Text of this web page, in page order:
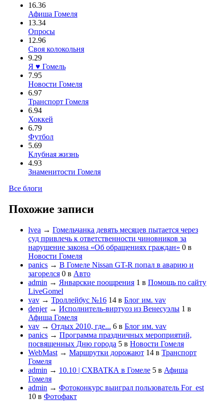
16.36
Афиша Гомеля
13.34
Опросы
12.96
Своя колокольня
9.29
Я ♥ Гомель
7.95
Новости Гомеля
6.97
Транспорт Гомеля
6.94
Хоккей
6.79
Футбол
5.69
Клубная жизнь
4.93
Знаменитости Гомеля
Все блоги
Похожие записи
lvea → Гомельчанка девять месяцев пытается через
суд привлечь к ответственности чиновников за
нарушение закона «Об обращениях граждан» 0 в
Новости Гомеля
panics → В Гомеле Nissan GT-R попал в аварию и
загорелся 0 в Авто
admin → Январские поощрения 1 в Помощь по сайту
LiveGomel
vav → Троллейбус №16 14 в Блог им. vav
denjer→ Исполнитель-виртуоз из Венесуэлы 1 в
Афиша Гомеля
vav → Отдых 2010, где... 6 в Блог им. vav
panics → Программа праздничных мероприятий,
посвященных Дню города 5 в Новости Гомеля
WebMast → Маршрутки дорожают 14 в Транспорт
Гомеля
admin → 10.10 | СХВАТКА в Гомеле 5 в Афиша
Гомеля
admin → Фотоконкурс выиграл пользователь For_est
10 в Фотофакт